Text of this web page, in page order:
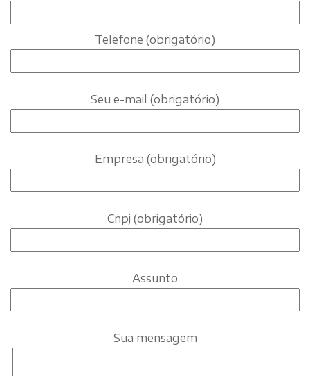
Telefone (obrigatório)
Seu e-mail (obrigatório)
Empresa (obrigatório)
Cnpj (obrigatório)
Assunto
Sua mensagem